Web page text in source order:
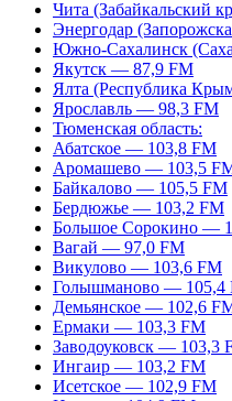
Чита (Забайкальский
Энергодар
Южно-Сахалинск
Якутск — 87,9 FM
Ялта (Республика
Ярославль — 98,3 FM
Тюменская область:
Абатское — 103,8 FM
Аромашево — 103,5
Байкалово — 105,5 FM
Бердюжье — 103,2 FM
Большое Сорокино —
Вагай — 97,0 FM
Викулово — 103,6 FM
Голышманово — 105,4
Демьянское — 102,6
Ермаки — 103,3 FM
Заводоуковск — 103,3
Ингаир — 103,2 FM
Исетское — 102,9 FM